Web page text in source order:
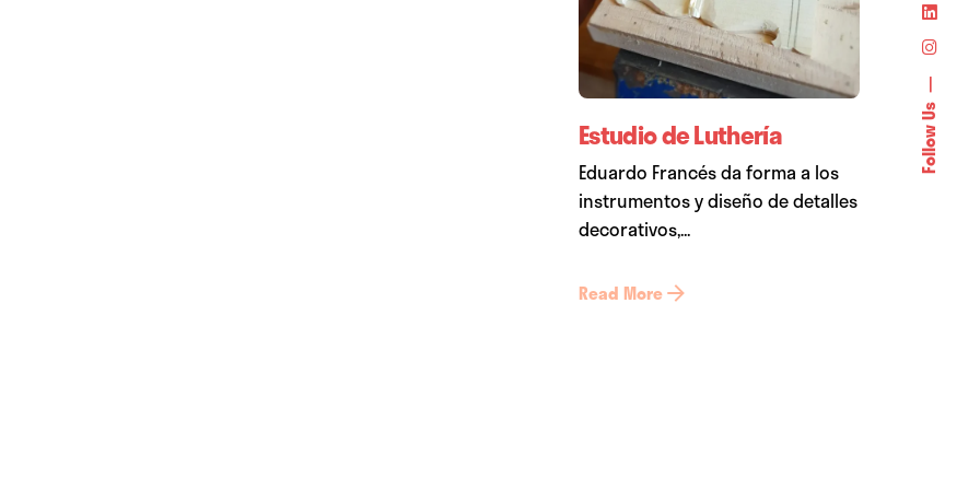
Follow Us
Estudio de Luthería
Eduardo Francés da forma a los
instrumentos y diseño de detalles
decorativos,...
Read More